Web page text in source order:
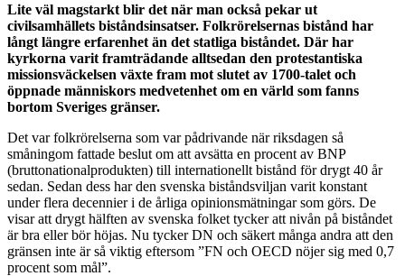
Lite väl magstarkt blir det när man också pekar ut
civilsamhällets biståndsinsatser. Folkrörelsernas bistånd har
långt längre erfarenhet än det statliga biståndet. Där har
kyrkorna varit framträdande alltsedan den protestantiska
missionsväckelsen växte fram mot slutet av 1700-talet och
öppnade människors medvetenhet om en värld som fanns
bortom Sveriges gränser.
Det var folkrörelserna som var pådrivande när riksdagen så
småningom fattade beslut om att avsätta en procent av BNP
(bruttonationalprodukten) till internationellt bistånd för drygt 40 år
sedan. Sedan dess har den svenska biståndsviljan varit konstant
under flera decennier i de årliga opinionsmätningar som görs. De
visar att drygt hälften av svenska folket tycker att nivån på biståndet
är bra eller bör höjas. Nu tycker DN och säkert många andra att den
gränsen inte är så viktig eftersom ”FN och OECD nöjer sig med 0,7
procent som mål”.